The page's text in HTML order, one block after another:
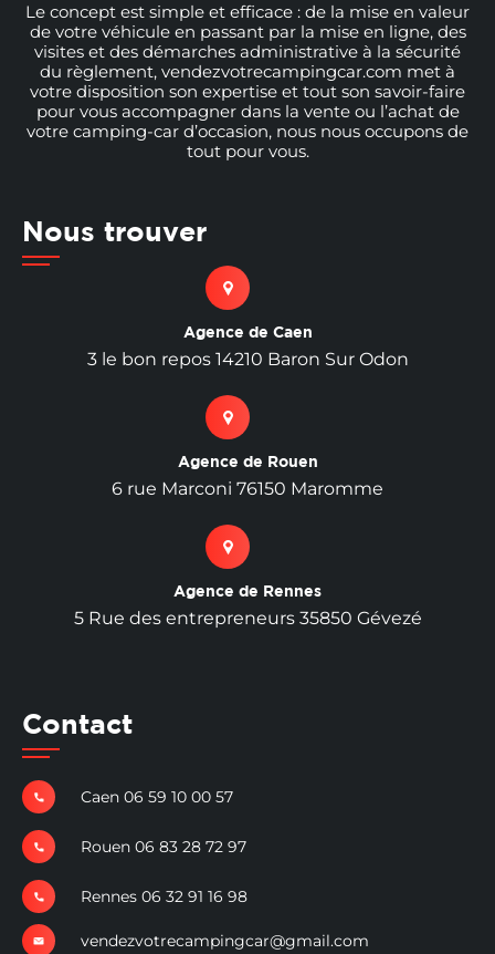
Le concept est simple et efficace : de la mise en valeur
de votre véhicule en passant par la mise en ligne, des
visites et des démarches administrative à la sécurité
du règlement, vendezvotrecampingcar.com met à
votre disposition son expertise et tout son savoir-faire
pour vous accompagner dans la vente ou l’achat de
votre camping-car d’occasion, nous nous occupons de
tout pour vous.
Nous trouver
Agence de Caen
3 le bon repos 14210 Baron Sur Odon
Agence de Rouen
6 rue Marconi 76150 Maromme
Agence de Rennes
5 Rue des entrepreneurs 35850 Gévezé
Contact
Caen 06 59 10 00 57
Rouen 06 83 28 72 97
Rennes 06 32 91 16 98
vendezvotrecampingcar@gmail.com